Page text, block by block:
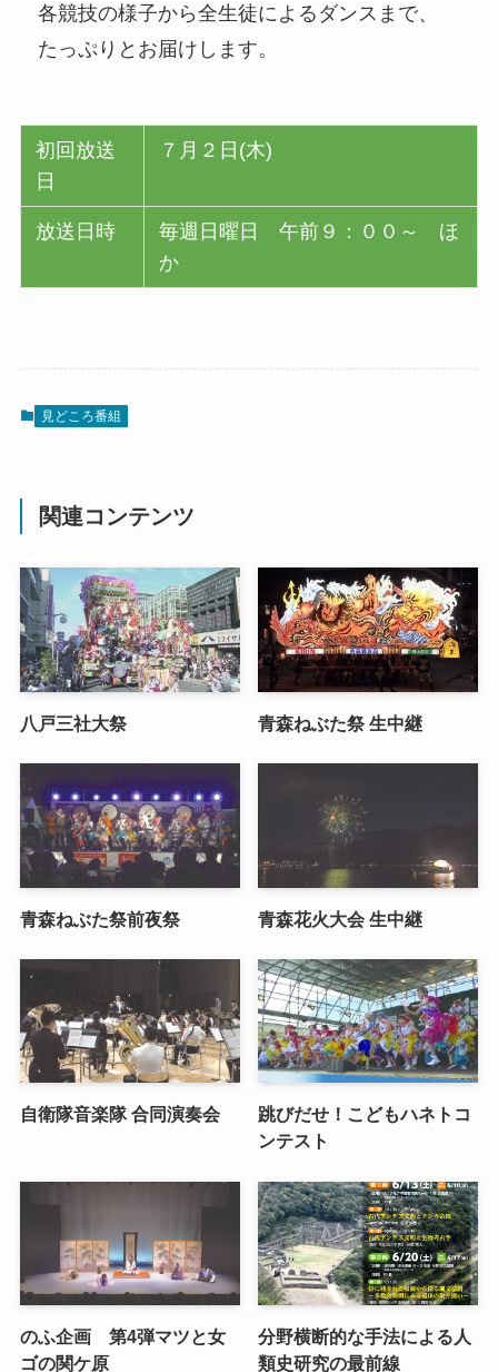
各競技の様子から全生徒によるダンスまで、
たっぷりとお届けします。
初回放送
日
７月２日(木)
放送日時
毎週日曜日 午前９：００～ ほ
か
見どころ番組
関連コンテンツ
八戸三社大祭 青森ねぶた祭 生中継
青森ねぶた祭前夜祭 青森花火大会 生中継
自衛隊音楽隊 合同演奏会
跳びだせ！こどもハネトコ
ンテスト
のふ企画 第4弾マツと女
ゴの関ケ原
分野横断的な手法による人
類史研究の最前線